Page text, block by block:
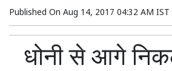
Published On Aug 14, 2017 04:32 AM IST
धोनी से आगे